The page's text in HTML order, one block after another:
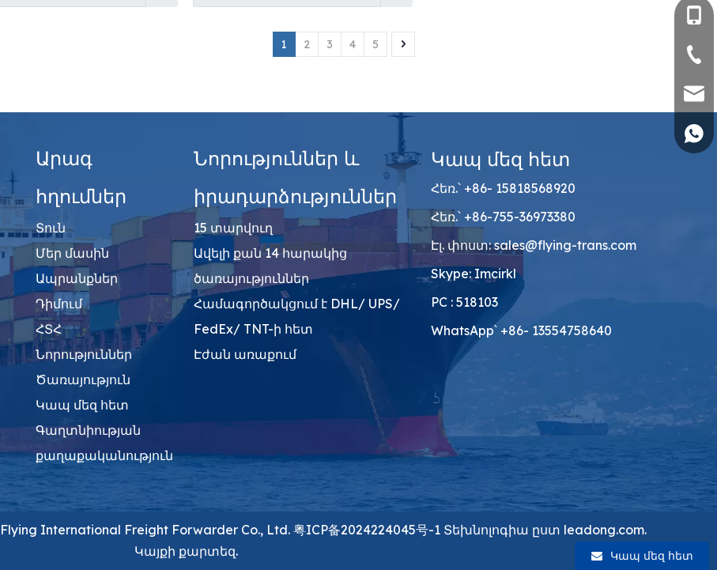
1 2 3 4 5
Արագ
հղումներ
Տուն
Մեր մասին
Ապրանքներ
Դիմում
ՀՏՀ
Նորություններ
Ծառայություն
Կապ մեզ հետ
Գաղտնիության
քաղաքականություն
Նորություններ և
իրադարձություններ
15 տարվուղ
Ավելի քան 14 հարակից
ծառայություններ
Համագործակցում է DHL/ UPS/
FedEx/ TNT-ի հետ
Էժան առաքում
Կապ մեզ հետ
Հեռ.՝ +86- 15818568920
Հեռ.՝ +86-755-36973380
Էլ. փոստ:sales@flying-trans.com
Skype: Imcirkl
PC : 518103
WhatsApp՝ +86- 13554758640
Կապ մեզ հետ
+86-
+86
International Freight Forwarder Co., Ltd. 粤ICP备2024224045号-1 Տեխնոլոգիա ըստ leadong.com.
Կայքի քարտեզ.